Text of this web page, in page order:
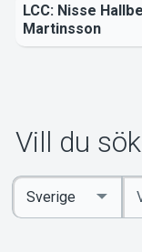
LCC: Nisse
Martinsson
Vill du
Ange
sökord
Select
Country